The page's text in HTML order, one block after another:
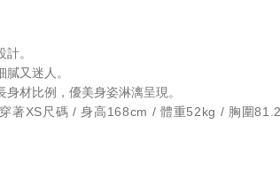
。
又迷人。
材比例，優美身姿淋漓呈現。
著XS尺碼 / 身高168cm / 體重52kg / 胸圍